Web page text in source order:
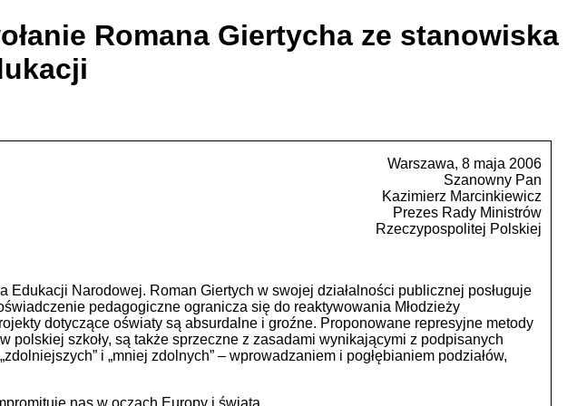
Romana Giertycha ze stanowiska
Warszawa, 8 maja 2006
Szanowny Pan
Kazimierz Marcinkiewicz
Prezes Rady Ministrów
Rzeczypospolitej Polskiej
Narodowej. Roman Giertych w swojej działalności publicznej posługuje
pedagogiczne ogranicza się do reaktywowania Młodzieży
dotyczące oświaty są absurdalne i groźne. Proponowane represyjne metody
szkoły, są także sprzeczne z zasadami wynikającymi z podpisanych
i „mniej zdolnych” – wprowadzaniem i pogłębianiem podziałów,
nas w oczach Europy i świata.